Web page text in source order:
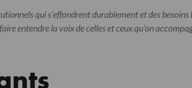
qui s’effondrent durablement et des
entendre la voix de celles et ceux qu’on